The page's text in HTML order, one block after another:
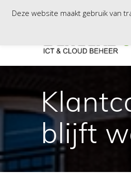
Vaartweg 81B, 8243PD,
blijft
Deze website maakt gebruik van